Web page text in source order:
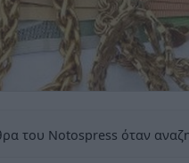
του Notospress όταν